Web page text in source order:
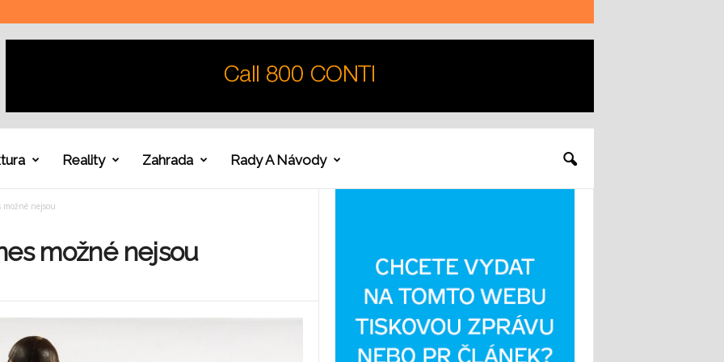
Reality Zahrada Rady A Návody
možné nejsou
možné nejsou